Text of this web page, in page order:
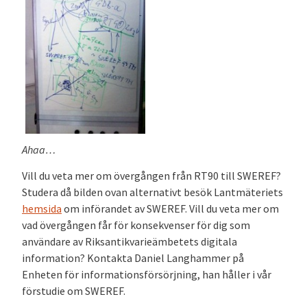
Ahaa…
Vill du veta mer om övergången från RT90 till SWEREF?
Studera då bilden ovan alternativt besök Lantmäteriets
hemsida om införandet av SWEREF. Vill du veta mer om
vad övergången får för konsekvenser för dig som
användare av Riksantikvarieämbetets digitala
information? Kontakta Daniel Langhammer på
Enheten för informationsförsörjning, han håller i vår
förstudie om SWEREF.